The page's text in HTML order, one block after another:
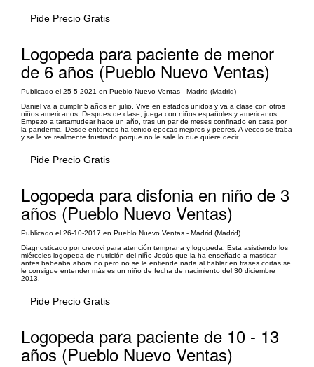
Pide Precio Gratis
Logopeda para paciente de menor
de 6 años (Pueblo Nuevo Ventas)
Publicado el 25-5-2021 en Pueblo Nuevo Ventas - Madrid (Madrid)
Daniel va a cumplir 5 años en julio. Vive en estados unidos y va a clase con otros
niños americanos. Despues de clase, juega con niños españoles y americanos.
Empezo a tartamudear hace un año, tras un par de meses confinado en casa por
la pandemia. Desde entonces ha tenido epocas mejores y peores. A veces se traba
y se le ve realmente frustrado porque no le sale lo que quiere decir.
Pide Precio Gratis
Logopeda para disfonia en niño de 3
años (Pueblo Nuevo Ventas)
Publicado el 26-10-2017 en Pueblo Nuevo Ventas - Madrid (Madrid)
Diagnosticado por crecovi para atención temprana y logopeda. Esta asistiendo los
miércoles logopeda de nutrición del niño Jesús que la ha enseñado a masticar
antes babeaba ahora no pero no se le entiende nada al hablar en frases cortas se
le consigue entender más es un niño de fecha de nacimiento del 30 diciembre
2013.
Pide Precio Gratis
Logopeda para paciente de 10 - 13
años (Pueblo Nuevo Ventas)